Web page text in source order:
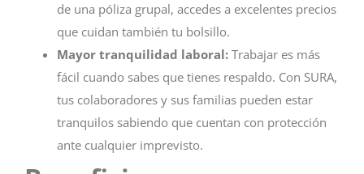
de una póliza grupal, accedes a excelentes precios
que cuidan también tu bolsillo.
Mayor tranquilidad laboral: Trabajar es más
fácil cuando sabes que tienes respaldo. Con SURA,
tus colaboradores y sus familias pueden estar
tranquilos sabiendo que cuentan con protección
ante cualquier imprevisto.